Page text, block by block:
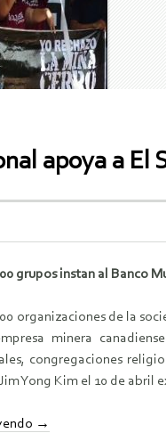
apoya a El
grupos instan al Banco
organizaciones de la
minera
congregaciones
Yong Kim el 10 de abril
→